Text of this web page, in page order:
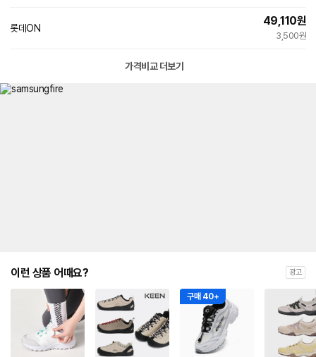
롯데ON
49,110원
3,500원
가격비교 더보기
이런 상품 어때요? 광고
구매 40+